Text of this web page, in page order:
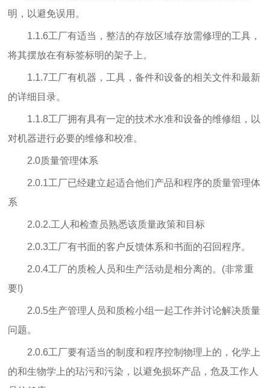
明，以避免误用。
1.1.6工厂有适当，整洁的存放区域存放需修理的工具，
将其摆放在有标签标明的架子上。
1.1.7工厂有机器，工具，备件和设备的相关文件和最新
的详细目录。
1.1.8工厂拥有具有一定的技术水准和设备的维修组，以
对机器进行必要的维修和校准。
2.0质量管理体系
2.0.1工厂已经建立起适合他们产品和程序的质量管理体
系
2.0.2.工人和检查员熟悉该质量政策和目标
2.0.3工厂有书面的客户反馈体系和书面的召回程序。
2.0.4工厂的质检人员和生产活动是相分离的。(非常重
要!)
2.0.5生产管理人员和质检小组一起工作并讨论解决质量
问题。
2.0.6工厂要有适当的制度和程序控制物理上的，化学上
的和生物学上的玷污和污染，以避免损坏产品，危及工作人